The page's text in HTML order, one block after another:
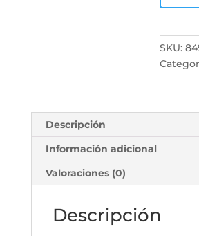
SKU:
Descripción
Información adicional
Valoraciones (0)
Descripción